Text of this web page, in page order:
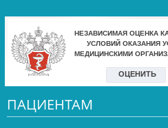
ПАЦИЕНТАМ